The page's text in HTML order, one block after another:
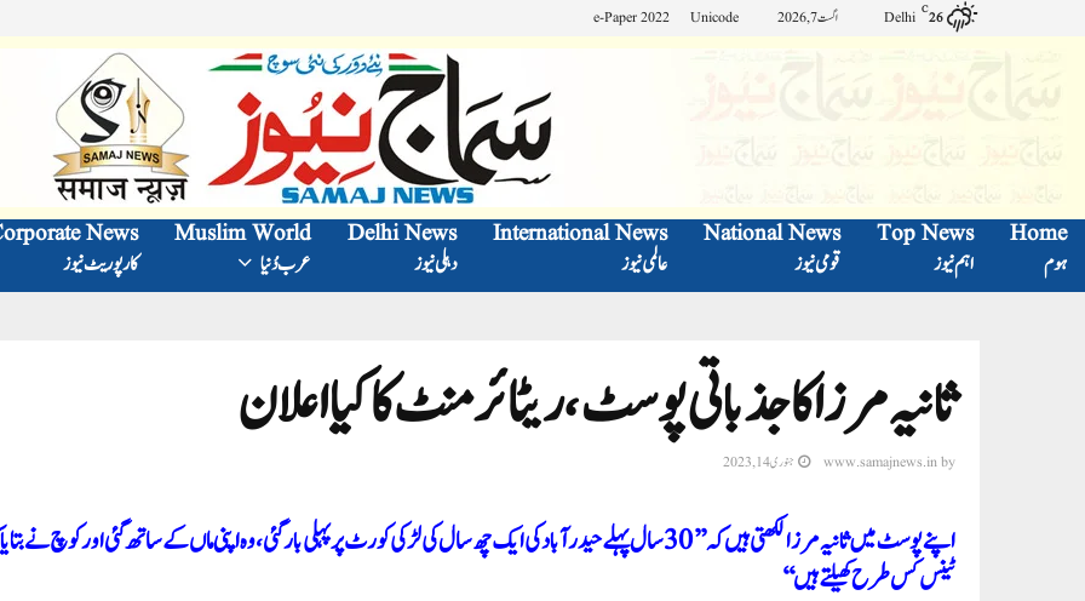
26
C
Delhi اگست 7, 2026 Unicode
e-Paper 2022
Home
ہوم
Top News
اہم نیوز
National News
قومی نیوز
International News
عالمی نیوز
Delhi News
دہلی نیوز
Muslim World
عرب دُنیا
News
کارپوریٹ نیوز
ثانیہ مرزا کا جذباتی پوسٹ، ریٹائرمنٹ کا کیا اعلان
by
www.samajnews.in جنوری 14, 2023
اپنے پوسٹ میں ثانیہ مرزا لکھتی ہیں کہ ’’30 سال پہلے حیدر آباد کی ایک چھ سال کی لڑکی کورٹ پر پہلی بار گئی، وہ اپنی ماں کے ساتھ گئی اور کوچ نے
ٹینس کس طرح کھیلتے ہیں‘‘